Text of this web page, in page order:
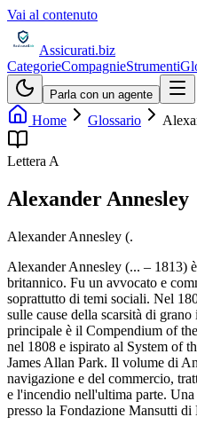
Vai al contenuto
Assicurati.biz
CategorieCompagnieStrumenti
Parla con un agente
Home Glossario
Lettera A
Alexander Annesley
Alexander Annesley (.
Alexander Annesley (... – 1813)
britannico. Fu un avvocato e
soprattutto di temi sociali. Nel
sulle cause della scarsità di
principale è il Compendium of
nel 1808 e ispirato al System of
James Allan Park. Il volume di
navigazione e del commercio,
e l'incendio nell'ultima parte.
presso la Fondazione Mansutti di